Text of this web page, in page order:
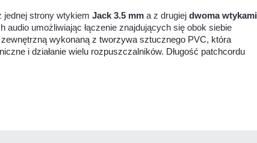
jednej strony wtykiem Jack 3.5 mm a z drugiej dwoma wtykami
umożliwiając łączenie znajdujących się obok siebie
zewnętrzną wykonaną z tworzywa sztucznego PVC, która
i działanie wielu rozpuszczalników. Długość patchcordu